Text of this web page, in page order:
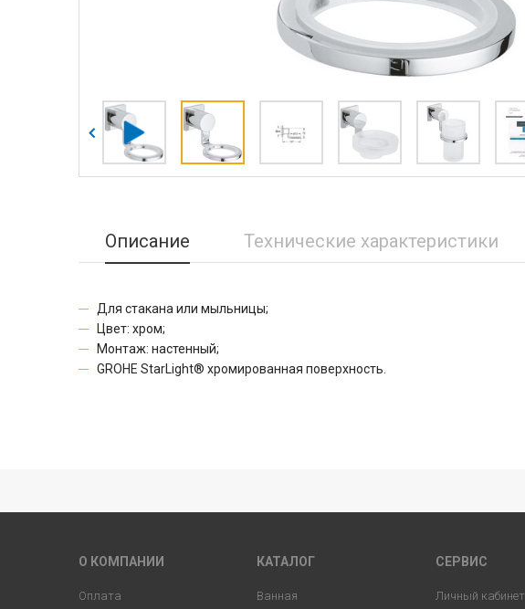
Описание Технические характеристики
Для стакана или мыльницы;
Цвет: хром;
Монтаж: настенный;
GROHE StarLight® хромированная поверхность.
О КОМПАНИИ
Оплата
КАТАЛОГ
Ванная
СЕРВИС
Личный кабинет